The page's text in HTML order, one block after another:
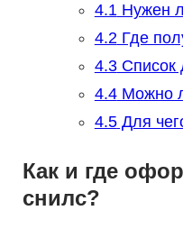
4.1Нужен
4.2Где
4.3Список
4.4Можно
4.5Для
Как и где
снилс?